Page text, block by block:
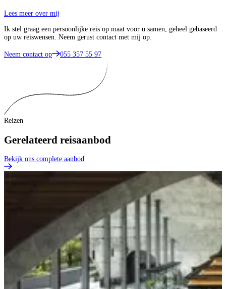
Lees meer over mij
Ik stel graag een persoonlijke reis op maat voor u samen, geheel gebaseerd
op uw reiswensen. Neem gerust contact met mij op.
Neem contact op 055 357 55 97
Reizen
Gerelateerd reisaanbod
Bekijk ons complete aanbod